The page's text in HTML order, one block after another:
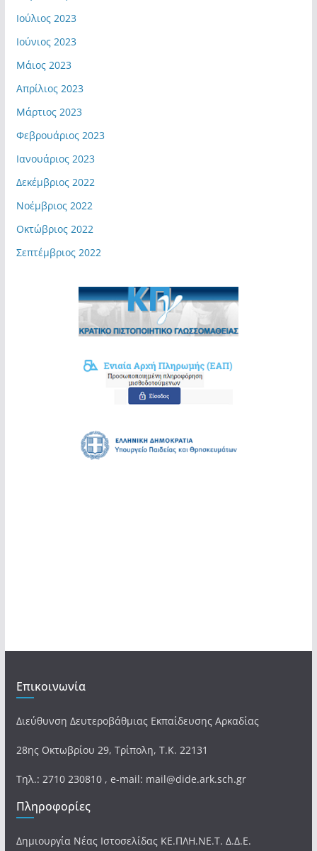
Ιούλιος 2023
Ιούνιος 2023
Μάιος 2023
Απρίλιος 2023
Μάρτιος 2023
Φεβρουάριος 2023
Ιανουάριος 2023
Δεκέμβριος 2022
Νοέμβριος 2022
Οκτώβριος 2022
Σεπτέμβριος 2022
Επικοινωνία
Διεύθυνση Δευτεροβάθμιας Εκπαίδευσης Αρκαδίας
28ης Οκτωβρίου 29, Τρίπολη, Τ.Κ. 22131
Τηλ.: 2710 230810 , e-mail: mail@dide.ark.sch.gr
Πληροφορίες
Δημιουργία Νέας Ιστοσελίδας ΚΕ.ΠΛΗ.ΝΕ.Τ. Δ.Δ.Ε.